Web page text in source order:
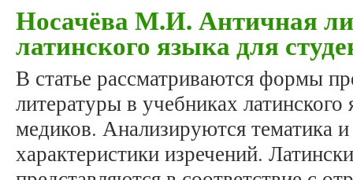
Носачёва М.И. Античная
латинского языка для
В статье рассматриваются формы
литературы в учебниках латинского
медиков. Анализируются тематика
характеристики изречений.